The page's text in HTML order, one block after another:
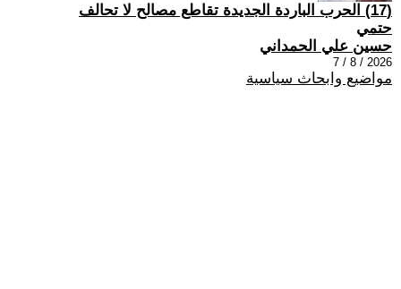
(17) الحرب الباردة الجديدة تقاطع مصالح لا تحالف
حتمي
حسين علي الحمداني
2026 / 8 / 7
مواضيع وابحاث سياسية